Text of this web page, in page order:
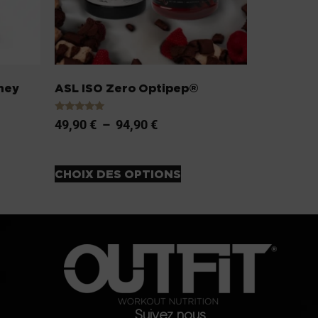
ASL ISO Zero Optipep®
Note
5.00
49,90 € – 94,90 €
CHOIX DES OPTIONS